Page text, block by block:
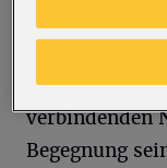
zur
soll so auf
verbindenden
Begegnung